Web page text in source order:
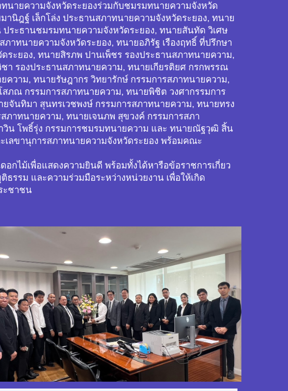
ความจังหวัดระยองร่วมกับชมรมทนายความจังหวัด
านิฎฐ์ เล็กโล่ง ประธานสภาทนายความจังหวัดระยอง, ทนาย
ระธานชมรมทนายความจังหวัดระยอง, ทนายสันทัด วิเศษ
ภาทนายความจังหวัดระยอง, ทนายอภิรัฐ เรืองฤทธิ์ ที่ปรึกษา
ระยอง, ทนายสิรภพ ปานเพ็ชร รองประธานสภาทนายความ,
า รองประธานสภาทนายความ, ทนายเกียรติยศ กรกพรรณ
ความ, ทนายรัษฎากร วิทยารักษ์ กรรมการสภาทนายความ,
ภณ กรรมการสภาทนายความ, ทนายพิชิต วงศากรรมการ
จันทิมา สุนทรเวชพงษ์ กรรมการสภาทนายความ, ทนายทรง
ภาทนายความ, ทนายเจนภพ สุขวงค์ กรรมการสภา
วิน โพธิ์รุ่ง กรรมการชมรมทนายความ และ ทนายณัฐวุฒิ สิ้น
เลขานุการสภาทนายความจังหวัดระยอง พร้อมคณะ
ไม้เพื่อแสดงความยินดี พร้อมทั้งได้หารือข้อราชการเกี่ยว
ธรรม และความร่วมมือระหว่างหน่วยงาน เพื่อให้เกิด
ะชาชน